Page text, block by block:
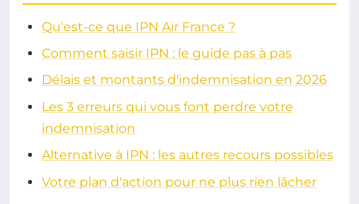
Qu'est-ce que IPN Air France ?
Comment saisir IPN : le guide pas à pas
Délais et montants d'indemnisation en 2026
Les 3 erreurs qui vous font perdre votre
indemnisation
Alternative à IPN : les autres recours possibles
Votre plan d'action pour ne plus rien lâcher